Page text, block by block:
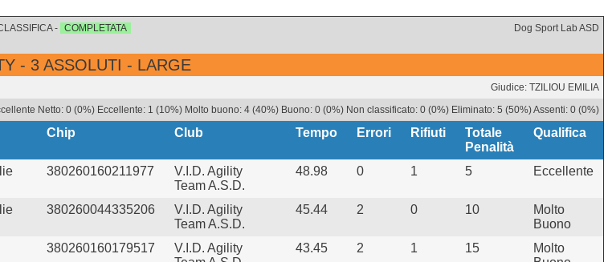
- COMPLETATA Dog Sport Lab ASD
- 3 ASSOLUTI - LARGE
Giudice: TZILIOU EMILIA
Netto: 0 (0%) Eccellente: 1 (10%) Molto buono: 4 (40%) Buono: 0 (0%) Non classificato: 0 (0%) Eliminato: 5 (50%) Assenti: 0 (0%)
Chip Club Tempo Errori Rifiuti
Totale
Penalità
Qualifica
380260160211977
V.I.D. Agility
Team A.S.D.
48.98 0 1 5 Eccellente
380260044335206
V.I.D. Agility
Team A.S.D.
45.44 2 0 10
Molto
Buono
380260160179517
V.I.D. Agility
43.45 2 1 15
Molto